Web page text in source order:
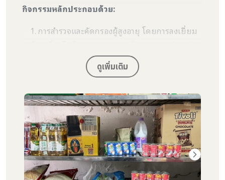
กิจกรรมหลักประกอบด้วย:
การสำรวจและคัดกรองผู้สูงอายุ โดยการลงเยี่ยม
ความช่วยเหลือที่จำเป็น เช่น อาหารแห้ง อุปกรณ์ผู้
ป่วยติดเตียง ยาเบื้องต้น หรือความช่วยเหลือเร่ง
ความช่วยเหลือในครั้งถัดไป
การมอบถุงยังชีพและอุปกรณ์ที่จำเป็นภายในถุง
ยังชีพประกอบด้วยข้าวสาร อาหารแห้ง นม ผ้าอ้อม
ผู้ใหญ่ สบู่ รวมถึงของใช้จำเป็นตามกรณี เช่น
เวชภัณฑ์ หรืออุปกรณ์เดินสำหรับรายที่มีปัญหาการ
เคลื่อนไหว
ดูเพิ่มเติม